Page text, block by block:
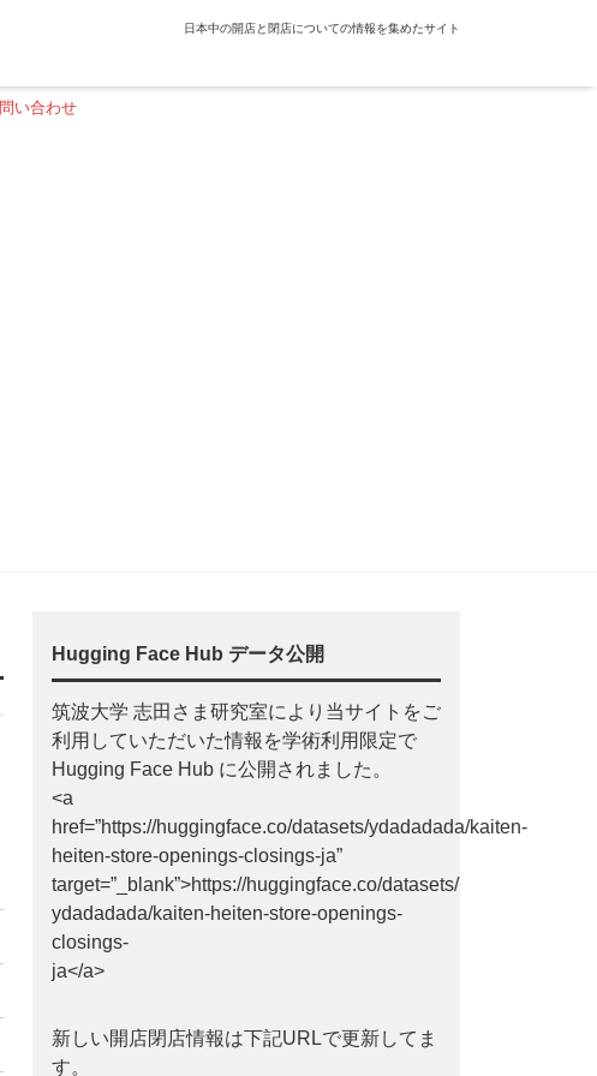
日本中の開店と閉店についての情報を集めたサイト
い合わせ
Hugging Face Hub データ公開
筑波大学 志田さま研究室により当サイトをご
利用していただいた情報を学術利用限定で
Hugging Face Hub に公開されました。
<a
href=”https://huggingface.co/datasets/ydadadada/kaiten-
heiten-store-openings-closings-ja”
target=”_blank”>https://huggingface.co/datasets/
ydadadada/kaiten-heiten-store-openings-
closings-
ja</a>
新しい開店閉店情報は下記URLで更新してま
す。